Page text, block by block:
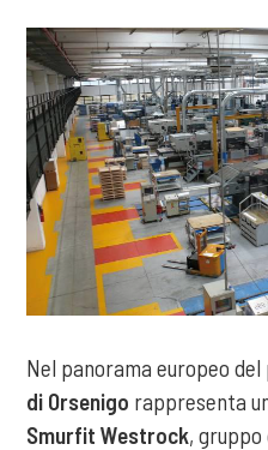
Nel panorama europeo del
di Orsenigo rappresenta
Smurfit Westrock, gruppo